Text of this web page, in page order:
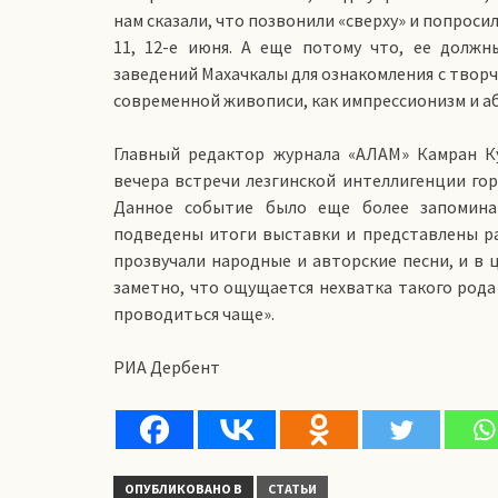
нам сказали, что позвонили «сверху» и
11, 12-е июня. А еще потому что, ее
заведений Махачкалы для ознакомления с
современной живописи, как импрессионизм и
Главный редактор журнала «АЛАМ» Камран
вечера встречи лезгинской интеллигенции
Данное событие было еще более
подведены итоги выставки и представлены
прозвучали народные и авторские песни, и
заметно, что ощущается нехватка такого
проводиться чаще».
РИА Дербент
ОПУБЛИКОВАНО В СТАТЬИ